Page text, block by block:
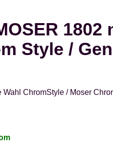
1802
Style /
Wahl ChromStyle / Moser